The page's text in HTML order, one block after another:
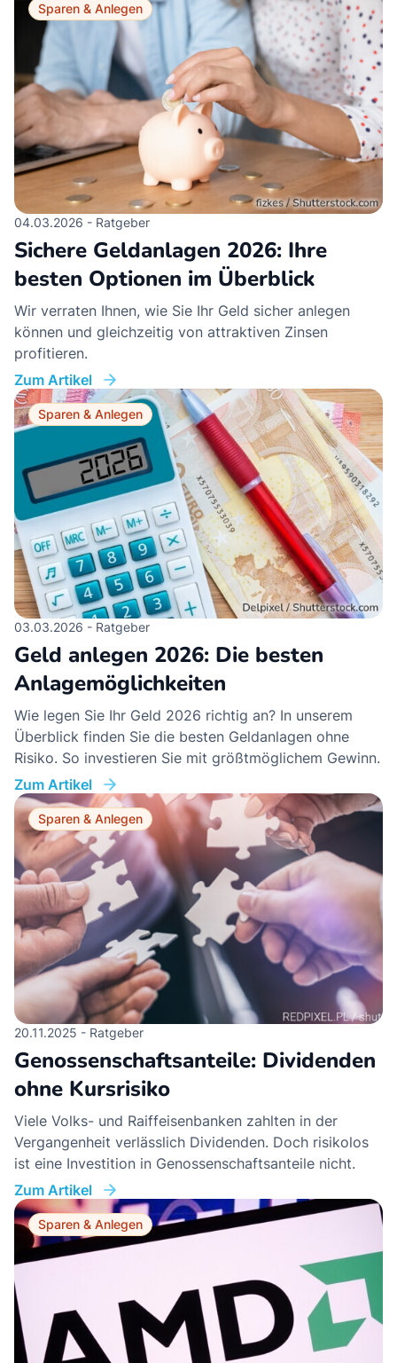
Sparen & Anlegen
04.03.2026 - Ratgeber
Sichere Geldanlagen 2026: Ihre
besten Optionen im Überblick
Wir verraten Ihnen, wie Sie Ihr Geld sicher anlegen
können und gleichzeitig von attraktiven Zinsen
profitieren.
Zum Artikel
Sparen & Anlegen
03.03.2026 - Ratgeber
Geld anlegen 2026: Die besten
Anlagemöglichkeiten
Wie legen Sie Ihr Geld 2026 richtig an? In unserem
Überblick finden Sie die besten Geldanlagen ohne
Risiko. So investieren Sie mit größtmöglichem Gewinn.
Zum Artikel
Sparen & Anlegen
20.11.2025 - Ratgeber
Genossenschaftsanteile: Dividenden
ohne Kursrisiko
Viele Volks- und Raiffeisenbanken zahlten in der
Vergangenheit verlässlich Dividenden. Doch risikolos
ist eine Investition in Genossenschaftsanteile nicht.
Zum Artikel
Sparen & Anlegen